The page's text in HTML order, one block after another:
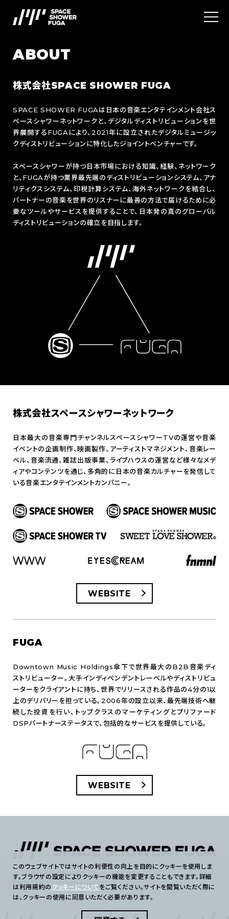
SERVICES
マーケティングサービス
ABOUT
INFORMATION
NEW RELEASE
JOB
利用規約
プライバシーポリシー
ABOUT
株式会社SPACE SHOWER FUGA
SPACE SHOWER FUGAは日本の音楽エンタテインメント会社ス
ペースシャワーネットワークと、デジタルディストリビューションを世
界展開するFUGAにより、2021年に設立されたデジタルミュージッ
クディストリビューションに特化したジョイントベンチャーです。
スペースシャワーが持つ日本市場における知識、経験、ネットワーク
と、FUGAが持つ業界最先端のディストリビューションシステム、アナ
リティクスシステム、印税計算システム、海外ネットワークを結合し、
パートナーの音楽を世界のリスナーに最善の方法で届けるために必
要なツールやサービスを提供することで、日本発の真のグローバル
ディストリビューションの確立を目指します。
株式会社スペースシャワーネットワーク
日本最大の音楽専門チャンネルスペースシャワーTVの運営や音楽
イベントの企画制作、映画製作、アーティストマネジメント、音楽レー
ベル、音楽流通、雑誌出版事業、ライブハウスの運営など様々なメデ
ィアやコンテンツを通じ、多角的に日本の音楽カルチャーを発信して
いる音楽エンタテインメントカンパニー。
WEBSITE
FUGA
Downtown Music Holdings傘下で世界最大のB2B音楽ディ
ストリビューター。大手インディペンデントレーベルやディストリビュ
ーターをクライアントに持ち、世界でリリースされる作品の4分の1以
上のデリバリーを担っている。2006年の設立以来、最先端技術へ継
続した投資を行い、トップクラスのマーケティングとプリファード
DSPパートナーステータスで、包括的なサービスを提供している。
WEBSITE
このウェブサイトではサイトの利便性の向上を目的にクッキーを使用しま
す。ブラウザの設定によりクッキーの機能を変更することもできます。詳細
は利用規約の クッキーについて をご覧ください。サイトを閲覧いただく際に
は、クッキーの使用に同意いただく必要があります。
〒150-0043 東京都渋谷区道玄坂2-25-12 道玄坂通 7F
©2021 SPACE SHOWER FUGA INC.